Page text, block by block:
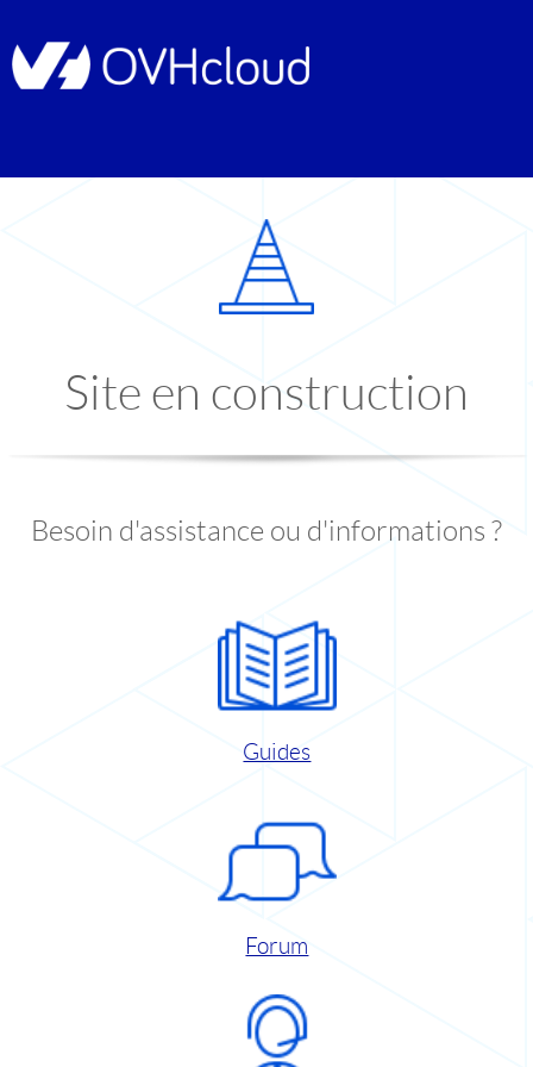
Site en construction
Besoin d'assistance ou d'informations ?
Guides
Forum